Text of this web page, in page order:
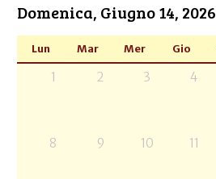
Domenica, Giugno 14, 2026
Lun Mar Mer Gio
1 2 3 4
8 9 10 11